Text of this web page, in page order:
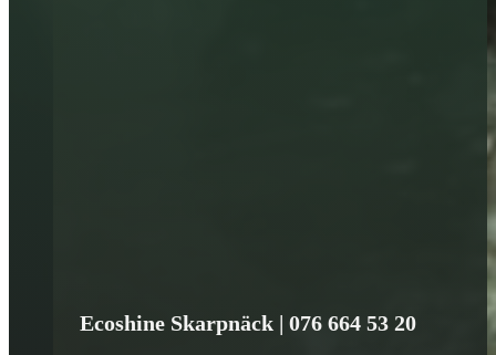
Ecoshine Skarpnäck | 076 664 53 20